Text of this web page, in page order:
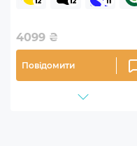
4099 ₴
Повідомити